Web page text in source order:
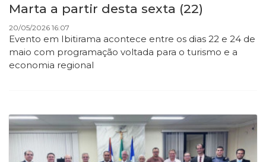
Marta a partir desta sexta (22)
20/05/2026 16:07
Evento em Ibitirama acontece entre os dias 22 e 24 de
maio com programação voltada para o turismo e a
economia regional